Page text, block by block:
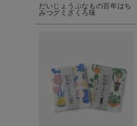
だいじょうぶなもの百年はち
みつグミざくろ味